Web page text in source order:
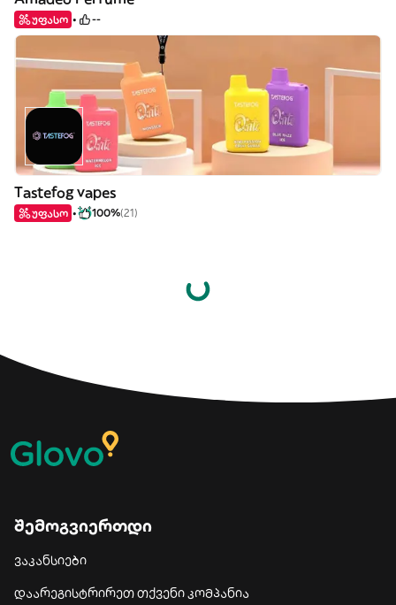
უფასო --
Tastefog vapes
უფასო 100%(21)
შემოგვიერთდი
ვაკანსიები
დაარეგისტრირეთ თქვენი კომპანია